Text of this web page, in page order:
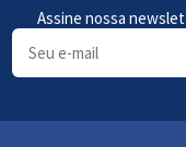
Assine nossa